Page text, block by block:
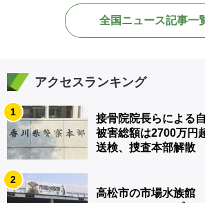
全国ニュース記事一
アクセスランキング
1
接骨院院長らによる
被害総額は2700万
送検、捜査本部解散
2
高松市の市場水族館